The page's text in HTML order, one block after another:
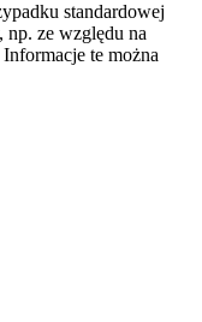
standardowej
np. ze względu na
te można